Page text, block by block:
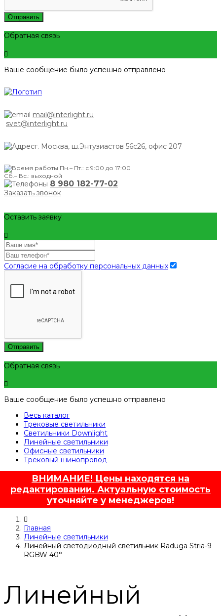
Отправить
Обратная связь
Ваше сообщение было успешно отправлено
mail@interlight.ru
svet@interlight.ru
г. Москва, ш.Энтузиастов 56с26, офис 207
Пн.– Пт.: с 9:00 до 17:00
Сб.– Вс.: выходной
8 980 182-77-02
Заказать звонок
Оставить заявку
Согласие на обработку персональных данных
Отправить
Обратная связь
Ваше сообщение было успешно отправлено
Весь каталог
Трековые светильники
Светильники Downlight
Линейные светильники
Офисные светильники
Трековый шинопровод
ВНИМАНИЕ! Цены находятся на
редактировании. Актуальную стоимость
уточняйте у менеджеров!
Главная
Линейные светильники
Линейный светодиодный светильник Raduga Stria-9
RGBW 40°
Линейный